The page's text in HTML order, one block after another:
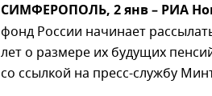
СИМФЕРОПОЛЬ, 2 янв – РИА
фонд России начинает
лет о размере их будущих
со ссылкой на пресс-службу